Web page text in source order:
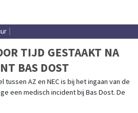
TIJD GESTAAKT NA
BAS DOST
tussen AZ en NEC is bij het ingaan van de
een medisch incident bij Bas Dost. De